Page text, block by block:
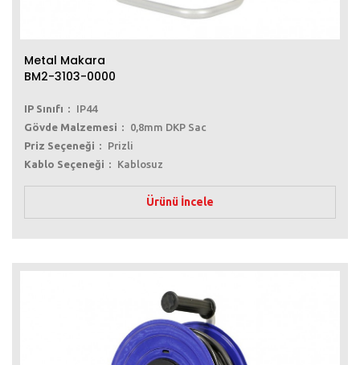
Metal Makara
BM2-3103-0000
IP Sınıfı
IP44
Gövde Malzemesi
0,8mm DKP Sac
Priz Seçeneği
Prizli
Kablo Seçeneği
Kablosuz
Ürünü İncele